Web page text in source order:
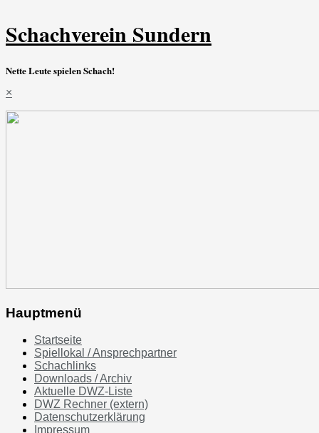
Schachverein Sundern
Nette Leute spielen Schach!
×
Hauptmenü
Startseite
Spiellokal / Ansprechpartner
Schachlinks
Downloads / Archiv
Aktuelle DWZ-Liste
DWZ Rechner (extern)
Datenschutzerklärung
Impressum